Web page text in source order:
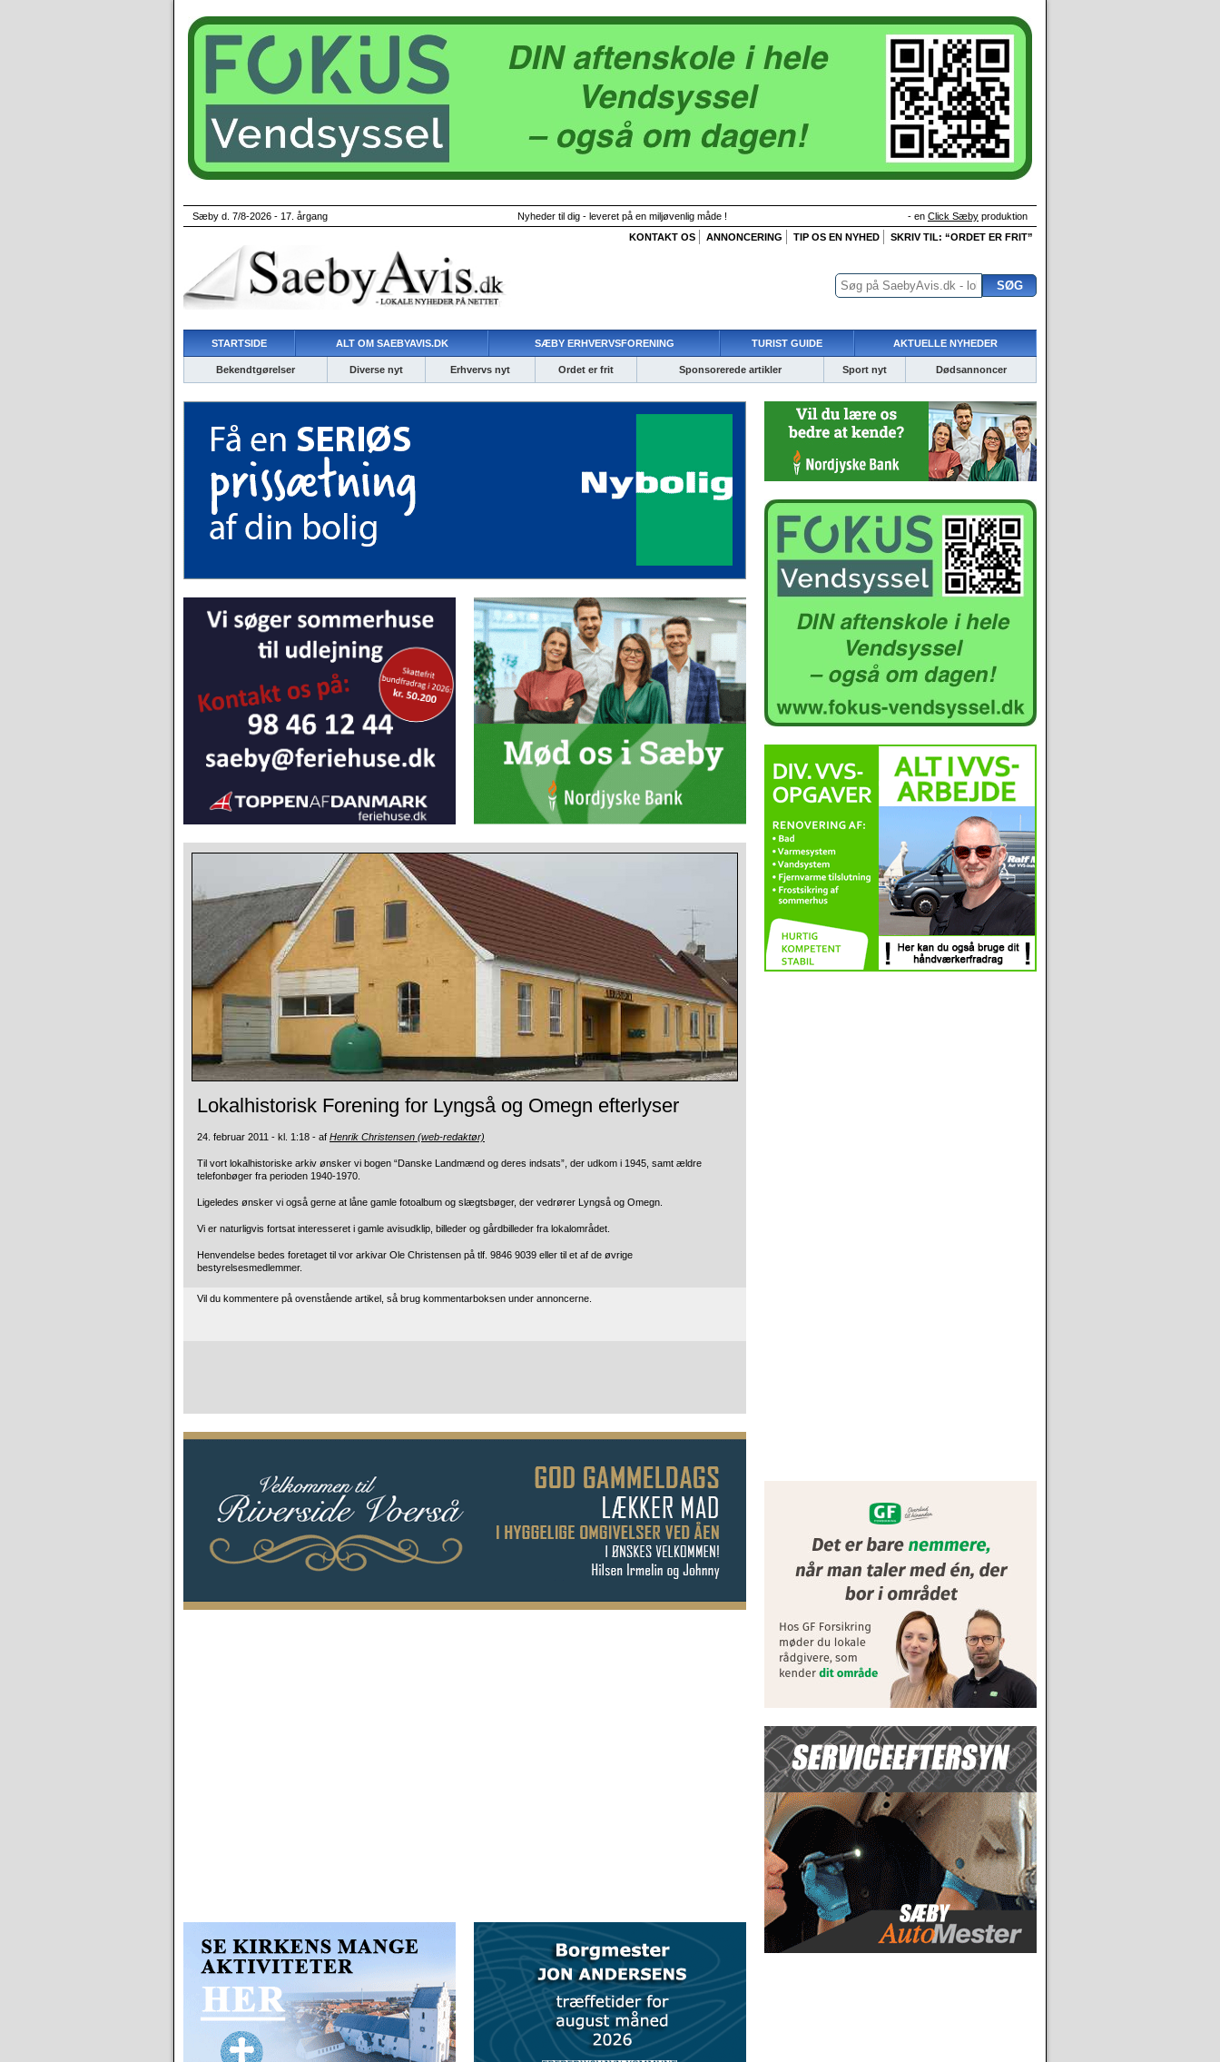
Sæby d. 7/8-2026 - 17. årgang Nyheder til dig - leveret på en miljøvenlig måde ! - en Click Sæby produktion
KONTAKT OS
ANNONCERING TIP OS EN NYHED SKRIV TIL: “ORDET ER FRIT”
STARTSIDE ALT OM SAEBYAVIS.DK SÆBY ERHVERVSFORENING TURIST GUIDE AKTUELLE NYHEDER
Bekendtgørelser Diverse nyt Erhvervs nyt Ordet er frit Sponsorerede artikler Sport nyt Dødsannoncer
Lokalhistorisk Forening for Lyngså og Omegn efterlyser
24. februar 2011 - kl. 1:18 - af Henrik Christensen (web-redaktør)
Til vort lokalhistoriske arkiv ønsker vi bogen “Danske Landmænd og deres indsats”, der udkom i 1945, samt ældre
telefonbøger fra perioden 1940-1970.
Ligeledes ønsker vi også gerne at låne gamle fotoalbum og slægtsbøger, der vedrører Lyngså og Omegn.
Vi er naturligvis fortsat interesseret i gamle avisudklip, billeder og gårdbilleder fra lokalområdet.
Henvendelse bedes foretaget til vor arkivar Ole Christensen på tlf. 9846 9039 eller til et af de øvrige
bestyrelsesmedlemmer.
Vil du kommentere på ovenstående artikel, så brug kommentarboksen under annoncerne.